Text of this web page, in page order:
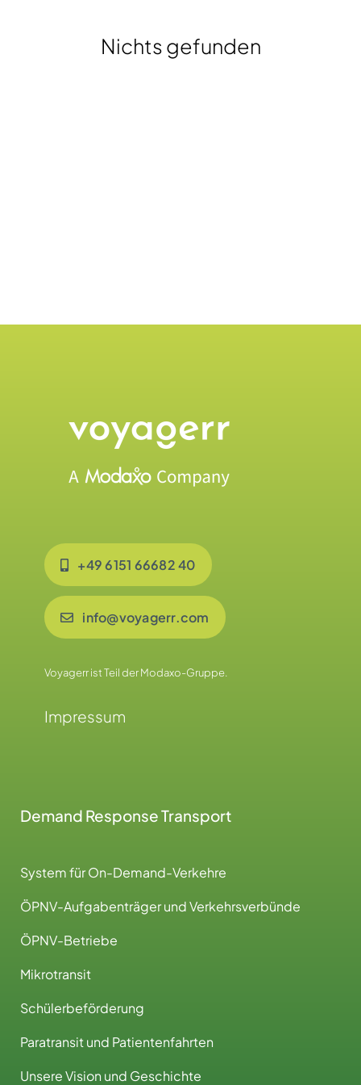
Nichts gefunden
+49 6151 66682 40
info@voyagerr.com
Voyagerr ist Teil der Modaxo-Gruppe.
Impressum
Demand Response Transport
System für On-Demand-Verkehre
ÖPNV-Aufgabenträger und Verkehrsverbünde
ÖPNV-Betriebe
Mikrotransit
Schülerbeförderung
Paratransit und Patientenfahrten
Unsere Vision und Geschichte